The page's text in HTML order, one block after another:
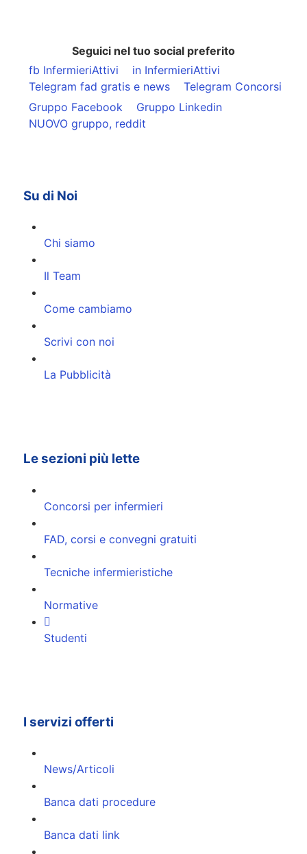
Seguici nel tuo social preferito
fb InfermieriAttivi
in InfermieriAttivi
Telegram fad gratis e news
Telegram Concorsi
Gruppo Facebook
Gruppo Linkedin
NUOVO gruppo, reddit
Su di Noi
Chi siamo
Il Team
Come cambiamo
Scrivi con noi
La Pubblicità
Le sezioni più lette
Concorsi per infermieri
FAD, corsi e convegni gratuiti
Tecniche infermieristiche
Normative
Studenti
I servizi offerti
News/Articoli
Banca dati procedure
Banca dati link